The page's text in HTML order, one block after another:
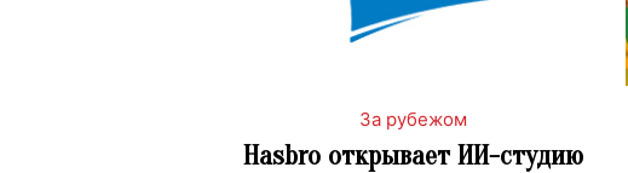
За рубежом
Hasbro открывает ИИ-студию